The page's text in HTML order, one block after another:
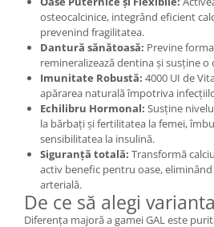
osteocalcinice, integrând eficient
prevenind fragilitatea.
Dantură sănătoasă: Previne
remineralizează dentina și susține o
Imunitate Robustă: 4000 UI de
apărarea naturală împotriva
Echilibru Hormonal: Susține
la bărbați și fertilitatea la femei,
sensibilitatea la insulină.
Siguranță totală: Transformă
activ benefic pentru oase,
arterială.
De ce să alegi
Diferența majoră a gamei GAL este